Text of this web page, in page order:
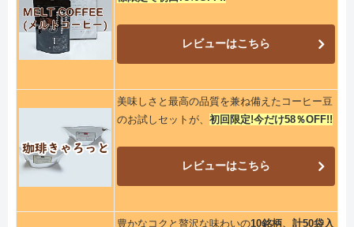
レビューはこちら
美味しさと最高の品質を兼ね備えたコーヒー豆
のお試しセットが、 初回限定!今だけ58％OFF!!
レビューはこちら
豊かなコクと贅沢な味わいの10銘柄、計50袋入